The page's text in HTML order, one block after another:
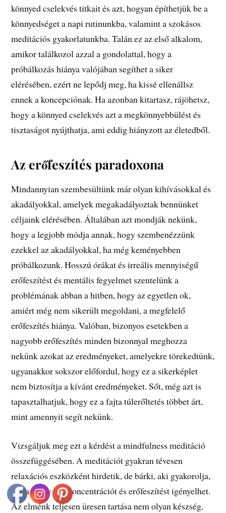
könnyed cselekvés titkait és azt, hogyan építhetjük be a
könnyedséget a napi rutinunkba, valamint a szokásos
meditációs gyakorlatunkba. Talán ez az első alkalom,
amikor találkozol azzal a gondolattal, hogy a
próbálkozás hiánya valójában segíthet a siker
elérésében, ezért ne lepődj meg, ha kissé ellenállsz
ennek a koncepciónak. Ha azonban kitartasz, rájöhetsz,
hogy a könnyed cselekvés azt a megkönnyebbülést és
tisztaságot nyújthatja, ami eddig hiányzott az életedből.
Az erőfeszítés paradoxona
Mindannyian szembesültünk már olyan kihívásokkal és
akadályokkal, amelyek megakadályoztak bennünket
céljaink elérésében. Általában azt mondják nekünk,
hogy a legjobb módja annak, hogy szembenézzünk
ezekkel az akadályokkal, ha még keményebben
próbálkozunk. Hosszú órákat és irreális mennyiségű
erőfeszítést és mentális fegyelmet szentelünk a
problémának abban a hitben, hogy az egyetlen ok,
amiért még nem sikerült megoldani, a megfelelő
erőfeszítés hiánya. Valóban, bizonyos esetekben a
nagyobb erőfeszítés minden bizonnyal meghozza
nekünk azokat az eredményeket, amelyekre törekedtünk,
ugyanakkor sokszor előfordul, hogy ez a sikerképlet
nem biztosítja a kívánt eredményeket. Sőt, még azt is
tapasztalhatjuk, hogy ez a fajta túlerőltetés többet árt,
mint amennyit segít nekünk.
Vizsgáljuk meg ezt a kérdést a mindfulness meditáció
összefüggésében. A meditációt gyakran tévesen
relaxációs eszközként hirdetik, de bárki, aki gyakorolja,
tudja, hogy sok koncentrációt és erőfeszítést igényelhet.
Az elménk teljesen üresen tartása nem olyan készség,